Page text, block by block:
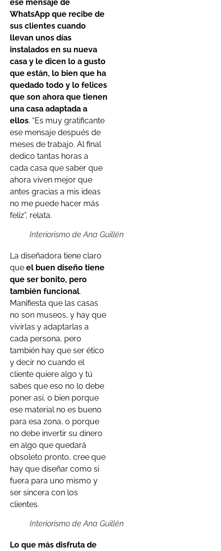
ese mensaje de
WhatsApp que recibe de
sus clientes cuando
llevan unos días
instalados en su nueva
casa y le dicen lo a gusto
que están, lo bien que ha
quedado todo y lo felices
que son ahora que tienen
una casa adaptada a
ellos. “Es muy gratificante
ese mensaje después de
meses de trabajo. Al final
dedico tantas horas a
cada casa que saber que
ahora viven mejor que
antes gracias a mis ideas
no me puede hacer más
feliz”, relata.
Interiorismo de Ana Guillén
La diseñadora tiene claro
que el buen diseño tiene
que ser bonito, pero
también funcional.
Manifiesta que las casas
no son museos, y hay que
vivirlas y adaptarlas a
cada persona, pero
también hay que ser ético
y decir no cuando el
cliente quiere algo y tú
sabes que eso no lo debe
poner así, o bien porque
ese material no es bueno
para esa zona, o porque
no debe invertir su dinero
en algo que quedará
obsoleto pronto, cree que
hay que diseñar como si
fuera para uno mismo y
ser sincera con los
clientes.
Interiorismo de Ana Guillén
Lo que más disfruta de